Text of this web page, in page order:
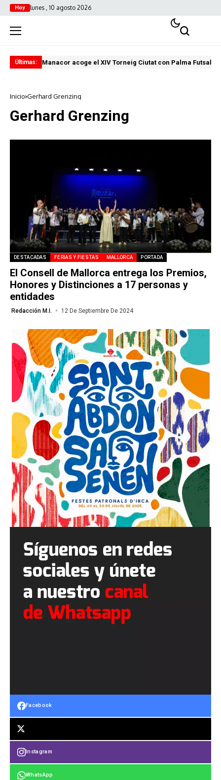
Hoy lunes , 10 agosto 2026
Últimas: Manacor acoge el XIV Torneig Ciutat con Palma Futsal y
Inicio Gerhard Grenzing
Gerhard Grenzing
DESTACADAS FERIAS Y FIESTAS MALLORCA PORTADA
El Consell de Mallorca entrega los Premios,
Honores y Distinciones a 17 personas y
entidades
Redacción M.I. 12 De Septiembre De 2024
Facebook
Instagram
WhatsApp